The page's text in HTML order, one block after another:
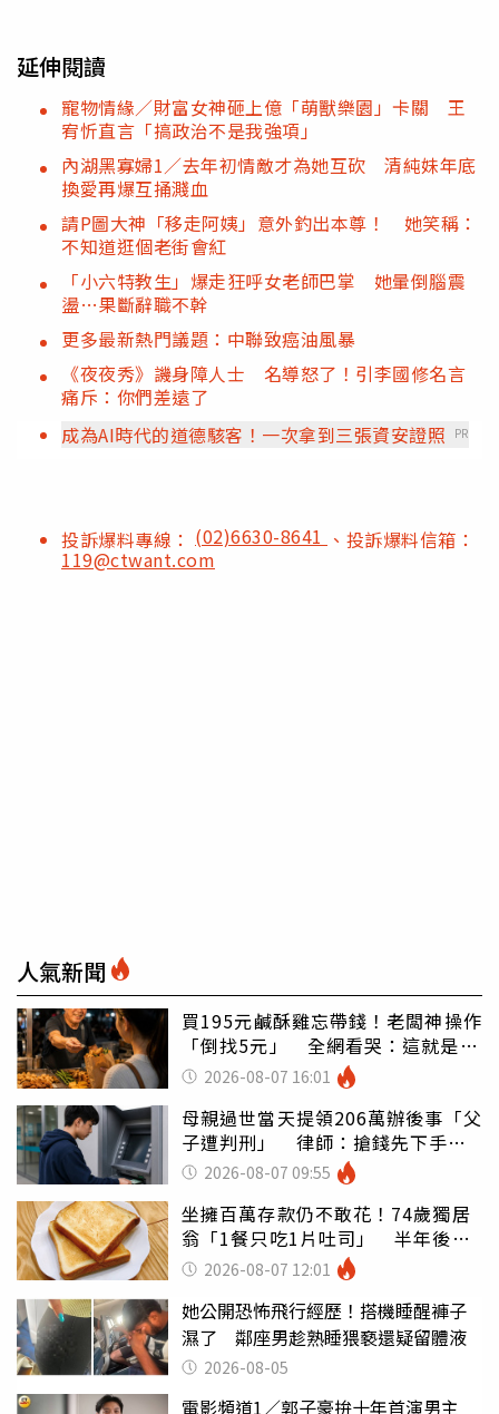
延伸閱讀
寵物情緣／財富女神砸上億「萌獸樂園」卡關 王
宥忻直言「搞政治不是我強項」
內湖黑寡婦1／去年初情敵才為她互砍 清純妹年底
換愛再爆互捅濺血
請P圖大神「移走阿姨」意外釣出本尊！ 她笑稱：
不知道逛個老街會紅
「小六特教生」爆走狂呼女老師巴掌 她暈倒腦震
盪…果斷辭職不幹
更多最新熱門議題：中聯致癌油風暴
《夜夜秀》譏身障人士 名導怒了！引李國修名言
痛斥：你們差遠了
成為AI時代的道德駭客！一次拿到三張資安證照
PR
投訴爆料專線： (02)6630-8641 、投訴爆料信箱：
119@ctwant.com
人氣新聞
買195元鹹酥雞忘帶錢！老闆神操作
「倒找5元」 全網看哭：這就是台
灣 2026-08-07 16:01
母親過世當天提領206萬辦後事「父
子遭判刑」 律師：搶錢先下手是
罪 2026-08-07 09:55
坐擁百萬存款仍不敢花！74歲獨居
翁「1餐只吃1片吐司」 半年後暴
瘦嚇壞女兒
2026-08-07 12:01
她公開恐怖飛行經歷！搭機睡醒褲子
濕了 鄰座男趁熟睡猥褻還疑留體液
2026-08-05
電影頻道1／郭子豪拚十年首演男主